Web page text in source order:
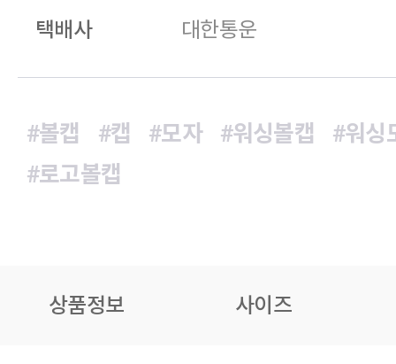
택배사
대한통운
#볼캡 #캡 #모자 #워싱볼캡
#워싱
#로고볼캡
상품정보 사이즈